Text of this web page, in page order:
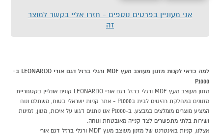
אני מעוניין בפרטים נוספים - חזרו אליי בקשר למוצר
זה
למה כדאי לקנות מזנון מעוצב מעץ MDF ורגלי ברזל דגם אורי LEONARDO ב-
P1000
מזנון מעוצב מעץ MDF ורגלי ברזל דגם אורי LEONARDO קונים אונליין בקטגוריית
מזנונים במחלקת רהיטים לבית בP1000 - אתר קניות ישראלי בטוח, משתלם ונוח
המציע מוצרים מומלצים במבצע. ב-P1000 אנו נותנים דגש על איכות, מגוון, זמינות
ושירות בלתי מתפשרים לצד קנייה מאובטחת ונוחה.
אצלנו, קניות באינטרנט של מזנון מעוצב מעץ MDF ורגלי ברזל דגם אורי